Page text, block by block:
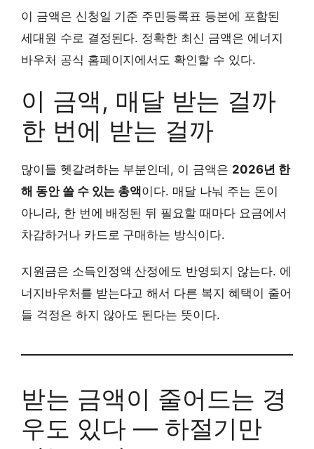
이 금액은 신청일 기준 주민등록표 등본에 포함된
세대원 수로 결정된다. 정확한 최신 금액은 에너지
바우처 공식 홈페이지에서도 확인할 수 있다.
이 금액, 매달 받는 걸까
한 번에 받는 걸까
많이들 헷갈려하는 부분인데, 이 금액은 2026년 한
해 동안 쓸 수 있는 총액이다. 매달 나눠 주는 돈이
아니라, 한 번에 배정된 뒤 필요할 때마다 요금에서
차감하거나 카드로 구매하는 방식이다.
지원금은 소득인정액 산정에도 반영되지 않는다. 에
너지바우처를 받는다고 해서 다른 복지 혜택이 줄어
들 걱정은 하지 않아도 된다는 뜻이다.
받는 금액이 줄어드는 경
우도 있다 — 하절기만